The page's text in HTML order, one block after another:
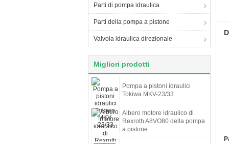
Parti di pompa idraulica
Parti della pompa a pistone
Valvola idraulica direzionale
Migliori prodotti
Pompa a pistoni idraulici
Tokiwa MKV-23/33
Albero motore idraulico di
Rexroth A8VO80 della pompa
a pistone